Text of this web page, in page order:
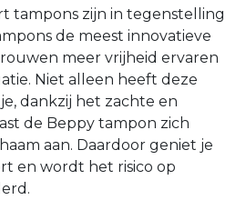
tampons zijn in tegenstelling
de meest innovatieve
meer vrijheid ervaren
Niet alleen heeft deze
dankzij het zachte en
de Beppy tampon zich
aan. Daardoor geniet je
en wordt het risico op